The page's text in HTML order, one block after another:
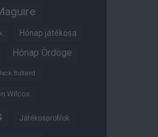
Hónap játékosa
Hónap Ördöge
Butland
Wilcox
Játékosprofilok